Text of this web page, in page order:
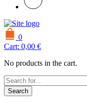
0
Cart: 0,00 €
No products in the cart.
Search